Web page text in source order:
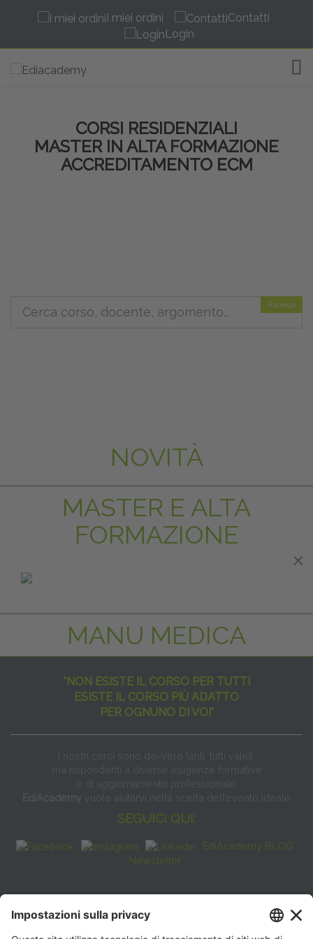
I miei ordini
Contatti
Login
CORSI RESIDENZIALI
MASTER IN ALTA FORMAZIONE
ACCREDITAMENTO ECM
Ricerca
NOVITÀ
MASTER E ALTA
FORMAZIONE
MANU MEDICA
"NON ESISTE IL CORSO PER TUTTI
ESISTE IL CORSO PIÙ ADATTO
PER OGNUNO DI VOI"
I nostri corsi sono davvero tanti, tutti validi
ma rispondenti a diverse esigenze formative
e di aggiornamento professionale.
EdiAcademy vuole aiutarvi nella scelta dell’evento ideale
SEGUICI QUI:
EdiAcademy BLOG
Newsletter
FAQ
×
×